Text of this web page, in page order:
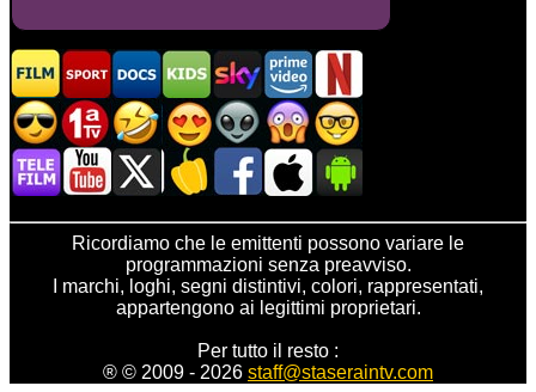
Ricordiamo che le emittenti possono variare le
programmazioni senza preavviso.
I marchi, loghi, segni distintivi, colori, rappresentati,
appartengono ai legittimi proprietari.
Per tutto il resto :
® © 2009 - 2026 staff@staseraintv.com